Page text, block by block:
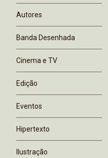
Autores
Banda Desenhada
Cinema e TV
Edição
Eventos
Hipertexto
Ilustração